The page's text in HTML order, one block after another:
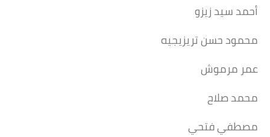
أحمد سيد زيزو
محمود حسن تريزيجيه
عمر مرموش
محمد صلاح
مصطفي فتحي